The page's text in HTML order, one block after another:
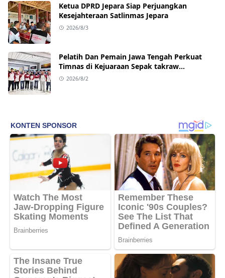
Ketua DPRD Jepara Siap Perjuangkan
Kesejahteraan Satlinmas Jepara
2026/8/3
Pelatih Dan Pemain Jawa Tengah Perkuat
Timnas di Kejuaraan Sepak takraw
Internasional
2026/8/2